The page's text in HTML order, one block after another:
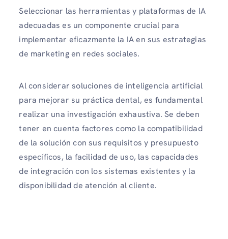
Seleccionar las herramientas y plataformas de IA
adecuadas es un componente crucial para
implementar eficazmente la IA en sus estrategias
de marketing en redes sociales.
Al considerar soluciones de inteligencia artificial
para mejorar su práctica dental, es fundamental
realizar una investigación exhaustiva. Se deben
tener en cuenta factores como la compatibilidad
de la solución con sus requisitos y presupuesto
específicos, la facilidad de uso, las capacidades
de integración con los sistemas existentes y la
disponibilidad de atención al cliente.